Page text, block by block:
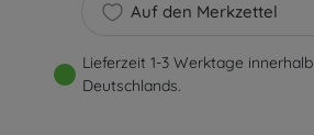
Auf den Merkzettel
Lieferzeit 1-3 Werktage innerhalb
Deutschlands.